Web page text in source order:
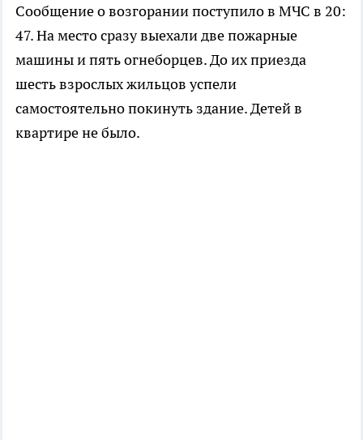
Сообщение о возгорании поступило в МЧС в 20:
47. На место сразу выехали две пожарные
машины и пять огнеборцев. До их приезда
шесть взрослых жильцов успели
самостоятельно покинуть здание. Детей в
квартире не было.